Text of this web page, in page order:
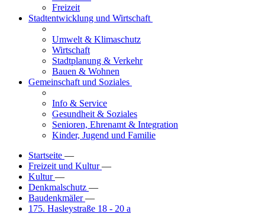
Freizeit
Stadtentwicklung und Wirtschaft
Umwelt & Klimaschutz
Wirtschaft
Stadtplanung & Verkehr
Bauen & Wohnen
Gemeinschaft und Soziales
Info & Service
Gesundheit & Soziales
Senioren, Ehrenamt & Integration
Kinder, Jugend und Familie
Startseite —
Freizeit und Kultur—
Kultur—
Denkmalschutz —
Baudenkmäler—
175. Hasleystraße 18 - 20 a